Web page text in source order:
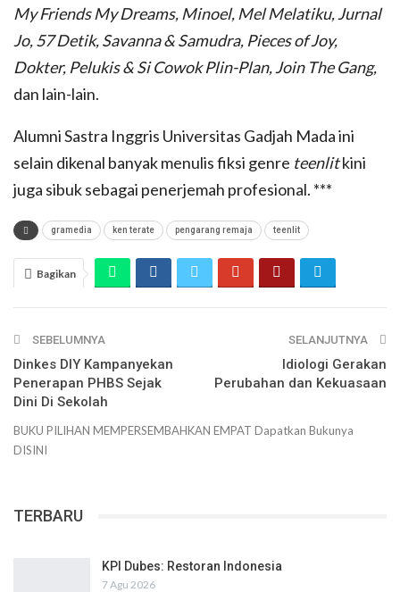
My Friends My Dreams, Minoel, Mel Melatiku, Jurnal
Jo, 57 Detik, Savanna & Samudra, Pieces of Joy,
Dokter, Pelukis & Si Cowok Plin-Plan, Join The Gang,
dan lain-lain.
Alumni Sastra Inggris Universitas Gadjah Mada ini
selain dikenal banyak menulis fiksi genre teenlitkini
juga sibuk sebagai penerjemah profesional. ***
gramedia ken terate pengarang remaja teenlit
Bagikan
SEBELUMNYA
Dinkes DIY Kampanyekan
Penerapan PHBS Sejak
Dini Di Sekolah
SELANJUTNYA
Idiologi Gerakan
Perubahan dan Kekuasaan
BUKU PILIHAN MEMPERSEMBAHKAN EMPAT Dapatkan Bukunya
DISINI
TERBARU
KPI Dubes: Restoran Indonesia
7 Agu 2026